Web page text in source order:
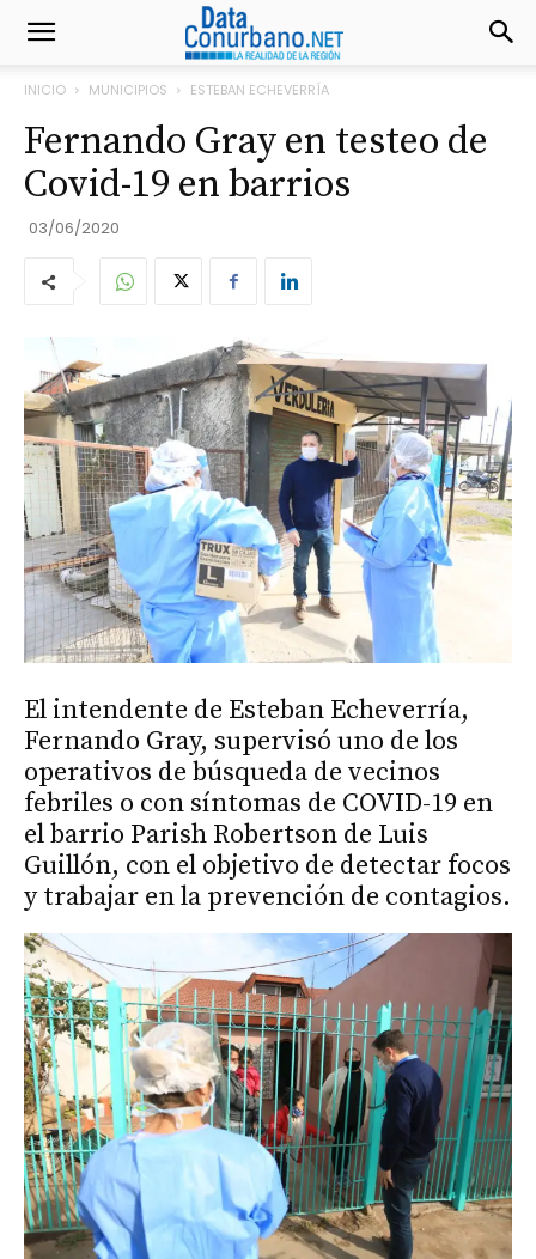
INICIO MUNICIPIOS ESTEBAN ECHEVERRÍA
Fernando Gray en testeo de
Covid-19 en barrios
03/06/2020
El intendente de Esteban Echeverría,
Fernando Gray, supervisó uno de los
operativos de búsqueda de vecinos
febriles o con síntomas de COVID-19 en
el barrio Parish Robertson de Luis
Guillón, con el objetivo de detectar focos
y trabajar en la prevención de contagios.